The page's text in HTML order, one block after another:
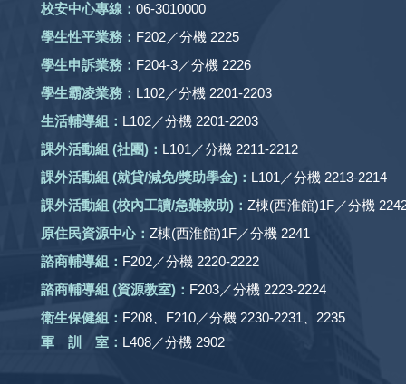
校安中心專線： 06-3010000
學生性平業務： F202／分機 2225
學生申訴業務： F204-3／分機 2226
學生霸凌業務： L102／分機 2201-2203
生活輔導組： L102／分機 2201-2203
課外活動組 (社團) ： L101／分機 2211-2212
課外活動組 (就貸/減免/獎助學金)： L101／分機 2213-2214
課外活動組 (校內工讀/急難救助) ： Z棟(西淮館)1F／分機
原住民資源中心： Z棟(西淮館)1F／分機 2241
諮商輔導組： F202／分機 2220-2222
諮商輔導組 (資源教室)： F203／分機 2223-2224
衛生保健組： F208、F210／分機 2230-2231、2235
軍 訓 室： L408／分機 2902